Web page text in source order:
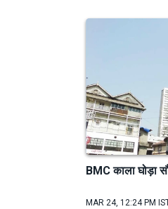
BMC काला घोड़ा
MAR 24, 12:24 PM